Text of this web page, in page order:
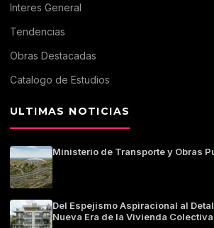
Interes General
Tendencias
Obras Destacadas
Catalogo de Estudios
ULTIMAS NOTICIAS
Ministerio de Transporte y Obras
Del Espejismo Aspiracional al
Nueva Era de la Vivienda